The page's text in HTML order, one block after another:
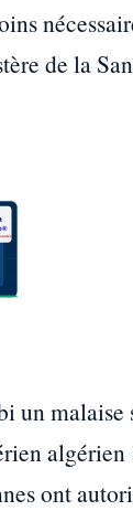
de la
un malaise
ont